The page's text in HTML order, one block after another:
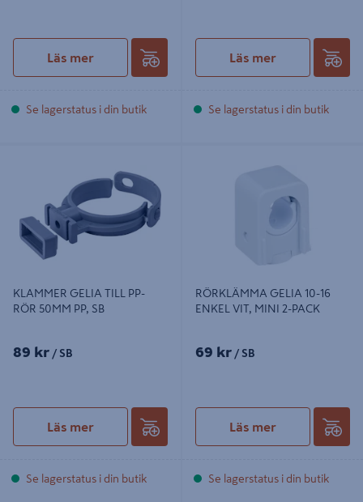
Läs mer
Se lagerstatus i din butik
Läs mer
Se lagerstatus i din butik
KLAMMER GELIA TILL PP-
RÖR 50MM PP, SB
89 kr / SB
Läs mer
Se lagerstatus i din butik
RÖRKLÄMMA GELIA 10-16
ENKEL VIT, MINI 2-PACK
69 kr / SB
Läs mer
Se lagerstatus i din butik